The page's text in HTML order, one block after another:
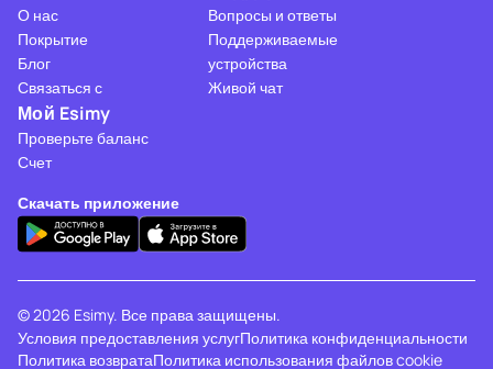
О нас
Покрытие
Блог
Связаться с
Вопросы и ответы
Поддерживаемые
устройства
Живой чат
Мой Esimy
Проверьте баланс
Счет
Скачать приложение
© 2026 Esimy. Все права защищены.
Условия предоставления услугПолитика конфиденциальности
Политика возвратаПолитика использования файлов cookie